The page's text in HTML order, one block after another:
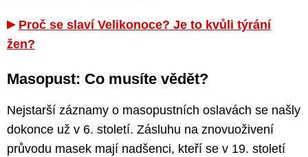
Proč se slaví Velikonoce? Je to kvůli týrání
žen?
Masopust: Co musíte vědět?
Nejstarší záznamy o masopustních oslavách se našly
dokonce už v 6. století. Zásluhu na znovuoživení
průvodu masek mají nadšenci, kteří se v 19. století